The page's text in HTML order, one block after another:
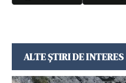
ALTE ȘTIRI DE INTERES